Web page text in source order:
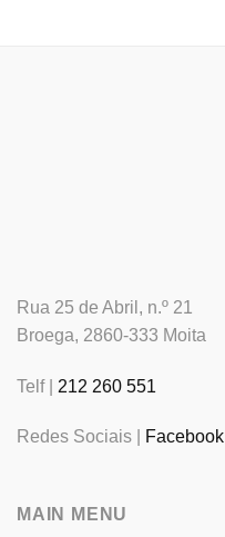
Rua 25 de Abril, n.º 21
Broega, 2860-333 Moita
Telf | 212 260 551
Redes Sociais | Facebook
MAIN MENU